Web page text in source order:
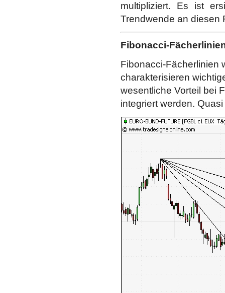
multipliziert. Es ist
Trendwende an diesen
Fibonacci-
Fibonacci-Fächerlinien
charakterisieren
wesentliche Vorteil bei
integriert werden.